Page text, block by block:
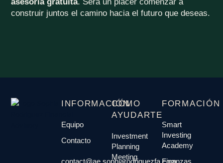
construir juntos el camino hacia el futuro que deseas.
INFORMACIÓN
Equipo
Contacto
contact@ae.sophiarodriguezfa.com
CÓMO
AYUDARTE
Investment
Planning
Meeting
FORMACIÓN
Smart
Investing
Academy